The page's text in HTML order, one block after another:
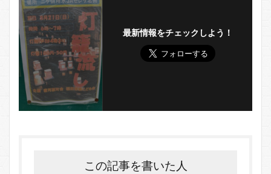
最新情報をチェックしよう！
この記事を書いた人